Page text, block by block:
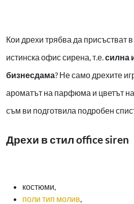
Кои дрехи трябва да присъстват
истинска офис сирена, т.е.силна
бизнесдама? Не само дрехите
ароматът на парфюма и цветът
съм ви подготвила подробен
Дрехи в стил office siren
костюми,
поли тип молив